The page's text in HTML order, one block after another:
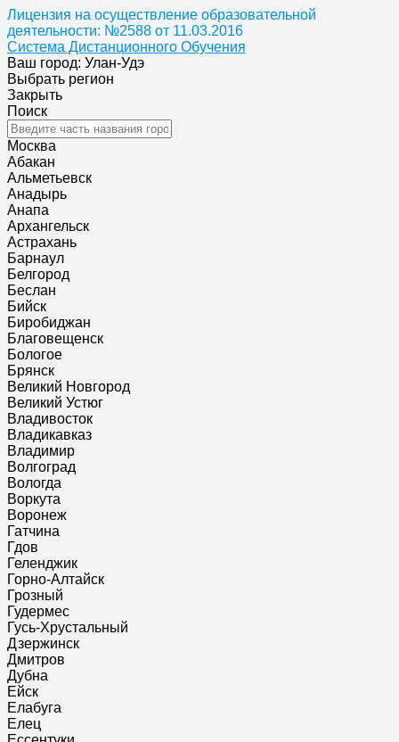
Лицензия на осуществление образовательной
деятельности: №2588 от 11.03.2016
Система Дистанционного Обучения
Ваш город: Улан-Удэ
Выбрать регион
Закрыть
Поиск
Москва
Абакан
Альметьевск
Анадырь
Анапа
Архангельск
Астрахань
Барнаул
Белгород
Беслан
Бийск
Биробиджан
Благовещенск
Бологое
Брянск
Великий Новгород
Великий Устюг
Владивосток
Владикавказ
Владимир
Волгоград
Вологда
Воркута
Воронеж
Гатчина
Гдов
Геленджик
Горно-Алтайск
Грозный
Гудермес
Гусь-Хрустальный
Дзержинск
Дмитров
Дубна
Ейск
Елабуга
Елец